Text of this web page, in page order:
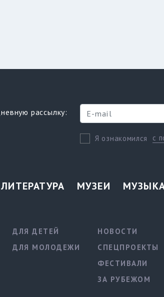
рассылку:
Я ознакомился с
ЛИТЕРАТУРА МУЗЕИ
ДЛЯ ДЕТЕЙ
ДЛЯ МОЛОДЕЖИ
НОВОСТИ
СПЕЦПРОЕКТЫ
ФЕСТИВАЛИ
ЗА РУБЕЖОМ